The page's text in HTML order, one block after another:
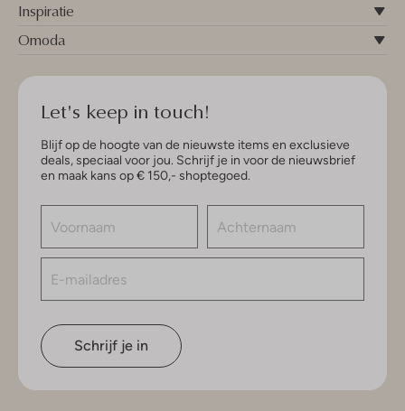
Inspiratie
Omoda
Let's keep in touch!
Blijf op de hoogte van de nieuwste items en exclusieve
deals, speciaal voor jou. Schrijf je in voor de nieuwsbrief
en maak kans op € 150,- shoptegoed.
Schrijf je in